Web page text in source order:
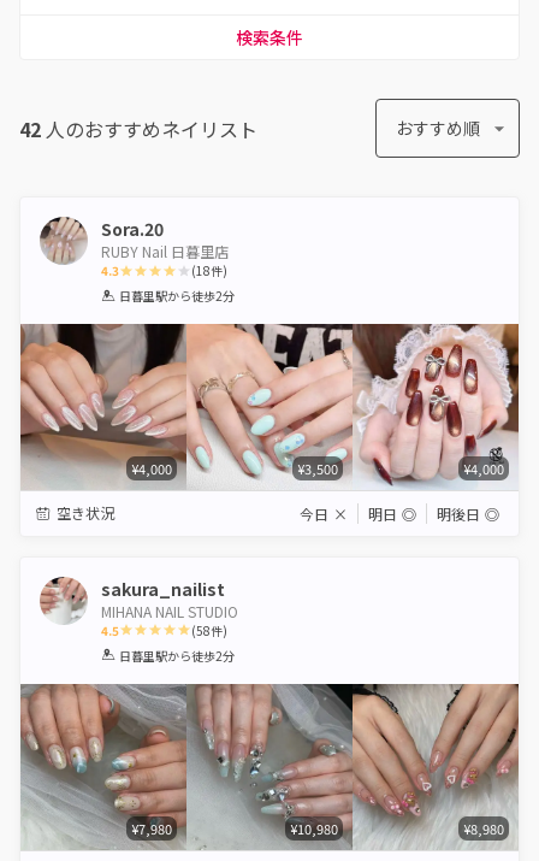
検索条件
42 人のおすすめネイリスト おすすめ順
Sora.20
RUBY Nail 日暮里店
4.3
1 2 3 4 5
(18件)
日暮里駅から徒歩2分
¥4,000 ¥3,500 ¥4,000
空き状況 今日 × 明日 ◎ 明後日 ◎
sakura_nailist
MIHANA NAIL STUDIO
4.5
1 2 3 4 5
(58件)
日暮里駅から徒歩2分
¥7,980 ¥10,980 ¥8,980